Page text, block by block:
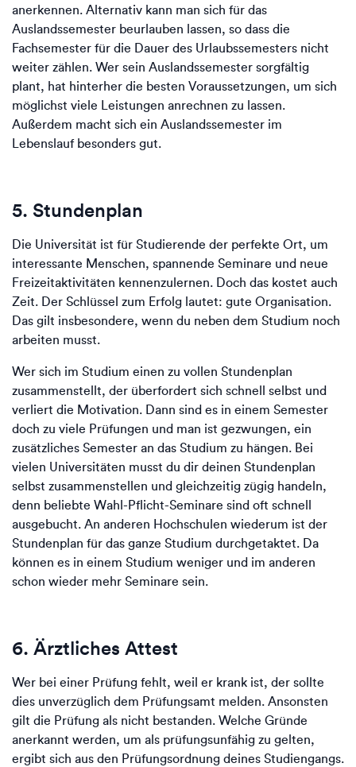
anerkennen. Alternativ kann man sich für das
Auslandssemester beurlauben lassen, so dass die
Fachsemester für die Dauer des Urlaubssemesters nicht
weiter zählen. Wer sein Auslandssemester sorgfältig
plant, hat hinterher die besten Voraussetzungen, um sich
möglichst viele Leistungen anrechnen zu lassen.
Außerdem macht sich ein Auslandssemester im
Lebenslauf besonders gut.
5. Stundenplan
Die Universität ist für Studierende der perfekte Ort, um
interessante Menschen, spannende Seminare und neue
Freizeitaktivitäten kennenzulernen. Doch das kostet auch
Zeit. Der Schlüssel zum Erfolg lautet: gute Organisation.
Das gilt insbesondere, wenn du neben dem Studium noch
arbeiten musst.
Wer sich im Studium einen zu vollen Stundenplan
zusammenstellt, der überfordert sich schnell selbst und
verliert die Motivation. Dann sind es in einem Semester
doch zu viele Prüfungen und man ist gezwungen, ein
zusätzliches Semester an das Studium zu hängen. Bei
vielen Universitäten musst du dir deinen Stundenplan
selbst zusammenstellen und gleichzeitig zügig handeln,
denn beliebte Wahl-Pflicht-Seminare sind oft schnell
ausgebucht. An anderen Hochschulen wiederum ist der
Stundenplan für das ganze Studium durchgetaktet. Da
können es in einem Studium weniger und im anderen
schon wieder mehr Seminare sein.
6. Ärztliches Attest
Wer bei einer Prüfung fehlt, weil er krank ist, der sollte
dies unverzüglich dem Prüfungsamt melden. Ansonsten
gilt die Prüfung als nicht bestanden. Welche Gründe
anerkannt werden, um als prüfungsunfähig zu gelten,
ergibt sich aus den Prüfungsordnung deines Studiengangs.